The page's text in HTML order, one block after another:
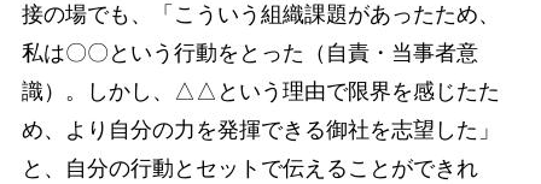
接の場でも、「こういう組織課題があったため、
私は〇〇という行動をとった（自責・当事者意
識）。しかし、△△という理由で限界を感じたた
め、より自分の力を発揮できる御社を志望した」
と、自分の行動とセットで伝えることができれ